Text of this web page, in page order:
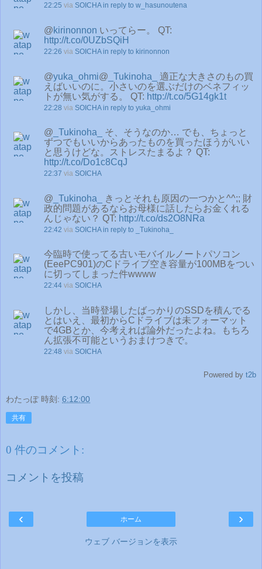
22:25 via SOICHA in reply to w_hasunoutena
@kirinonnon いってらー。 QT:
http://t.co/0UZbSQiH
22:26 via SOICHA in reply to kirinonnon
@yuka_ohmi@ _Tukinoha_
適正な大きさのもの買
えばいいのに。小さいのを選ぶだけのベネフィッ
トが無い気がする。 QT: http://t.co/5G14gk1t
22:28 via SOICHA in reply to yuka_ohmi
@ _Tukinoha_
そ、そうなのか… でも、ちょっと
ずつでもいいからあったものを買ったほうがいい
と思うけどな。ストレスたまるよ？ QT:
http://t.co/Do1c8CqJ
22:37 via SOICHA
@ _Tukinoha_
きっとそれも原因の一つかと^^;; 財
政的問題があるならお母様に話したらお金くれる
んじゃない？ QT: http://t.co/ds2O8NRa
22:42 via SOICHA in reply to _Tukinoha_
今臨時で使ってる古いモバイルノートパソコン
(EeePC901)のCドライブ空き容量が100MBをつい
に切ってしまった件wwww
22:44 via SOICHA
しかし、当時登場したばっかりのSSDを積んでる
とはいえ、最初からCドライブは未フォーマット
で4GBとか、今考えれば論外だったよね。もちろ
ん拡張不可能というおまけつきで。
22:48 via SOICHA
Powered by t2b
わたっぽ 時刻: 6:12:00
共有
0 件のコメント:
コメントを投稿
‹ ›
ホーム
ウェブ バージョンを表示